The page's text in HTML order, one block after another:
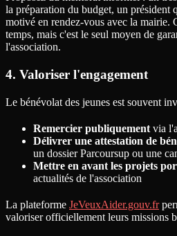
la préparation du budget, un président
motivé en rendez-vous avec la mairie.
temps, mais c'est le seul moyen de
l'association.
4. Valoriser l'engagement
Le bénévolat des jeunes est souvent
Remercier publiquement via
Délivrer une attestation de
un dossier Parcoursup ou une
Mettre en avant les projets
actualités de l'association
La plateforme JeVeuxAider.gouv.fr
valoriser officiellement leurs missions